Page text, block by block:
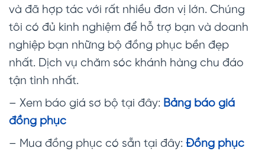
và đã hợp tác với rất nhiều đơn vị lớn. Chúng
tôi có đủ kinh nghiệm để hỗ trợ bạn và doanh
nghiệp bạn những bộ đồng phục bền đẹp
nhất. Dịch vụ chăm sóc khánh hàng chu đáo
tận tình nhất.
– Xem báo giá sơ bộ tại đây: Bảng báo giá
đồng phục
– Mua đồng phục có sẵn tại đây: Đồng phục